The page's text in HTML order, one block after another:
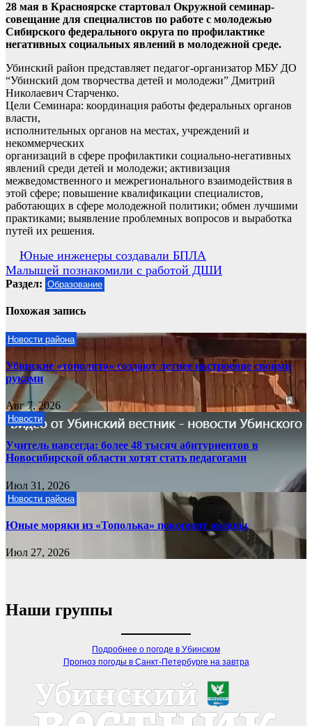
28 мая в Красноярске стартовал Окружной семинар-
совещание для специалистов по работе с молодежью
Сибирского федерального округа по профилактике
негативных социальных явлений в молодежной среде.
Убинский район представляет педагог-организатор МБУ ДО
“Убинский дом творчества детей и молодежи” Дмитрий
Николаевич Старченко.
Цели Семинара: координация работы федеральных органов
власти,
исполнительных органов на местах, учреждений и
некоммерческих
организаций в сфере профилактики социально-негативных
явлений среди детей и молодежи; активизация
межведомственного и межрегионального взаимодействия в
этой сфере; повышение квалификации специалистов,
работающих в сфере молодежной политики; обмен лучшими
практиками; выявление проблемных вопросов и выработка
путей их решения.
Навигация
по
записям
Юные инженеры создавали БПЛА
Малышей познакомили с работой ДШИ
Раздел: Образование
Похожая запись
Новости района
Убинские «тополята» создают летнее настроение своими
руками
Авг 7, 2026
Новости
Учитель навсегда: более 48 тысяч абитуриентов в
Новосибирской области хотят стать педагогами
Июл 31, 2026
Новости района
Юные моряки из «Тополька» покоряют океаны
Июл 27, 2026
Наши группы
Подробнее о погоде в Убинском
Прогноз погоды в Санкт-Петербурге на завтра